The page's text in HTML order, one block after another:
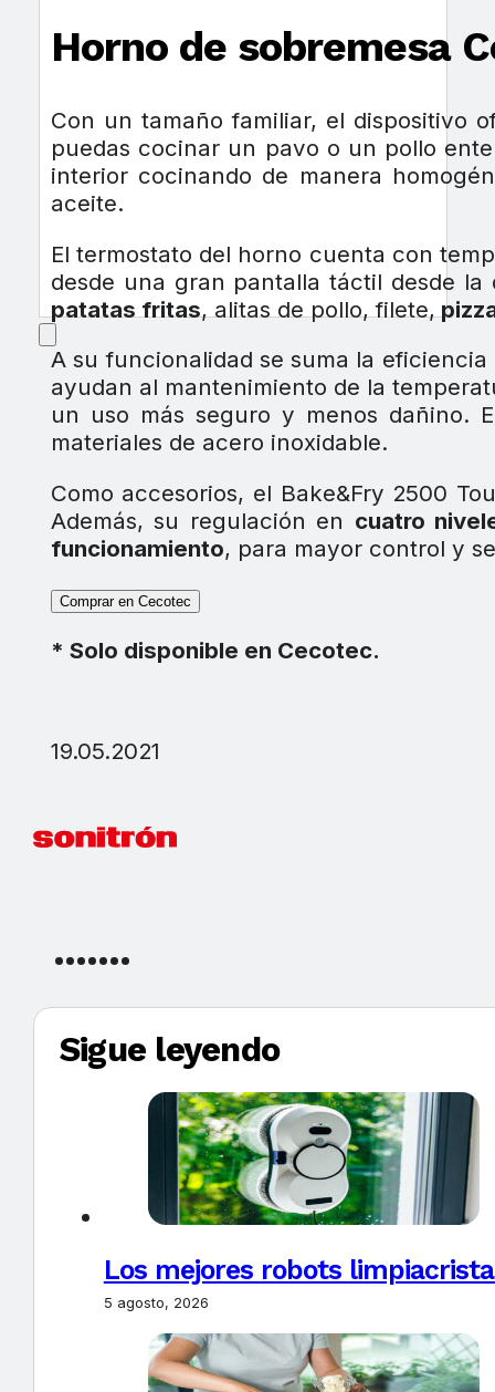
Horno de sobremesa
Con un tamaño familiar, el dispositivo
puedas cocinar un pavo o un pollo
interior cocinando de manera
aceite.
El termostato del horno cuenta con
desde una gran pantalla táctil desde
patatas fritas, alitas de pollo, filete,
A su funcionalidad se suma la
ayudan al mantenimiento de la
un uso más seguro y menos dañino.
materiales de acero inoxidable.
Como accesorios, el Bake&Fry 2500
Además, su regulación en cuatro
funcionamiento, para mayor control y
Comprar en Cecotec
* Solo disponible en Cecotec.
19.05.2021
Sigue leyendo
Los mejores robots
5 agosto, 2026